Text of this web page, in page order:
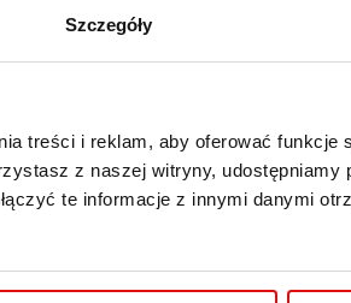
Szczegóły
treści i reklam, aby oferować funkcje
z naszej witryny, udostępniamy
te informacje z innymi danymi
porady. Dziękujemy również